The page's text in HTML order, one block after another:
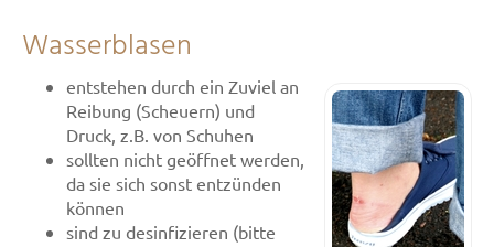
Wasserblasen
entstehen durch ein Zuviel an
Reibung (Scheuern) und
Druck, z.B. von Schuhen
sollten nicht geöffnet werden,
da sie sich sonst entzünden
können
sind zu desinfizieren (bitte